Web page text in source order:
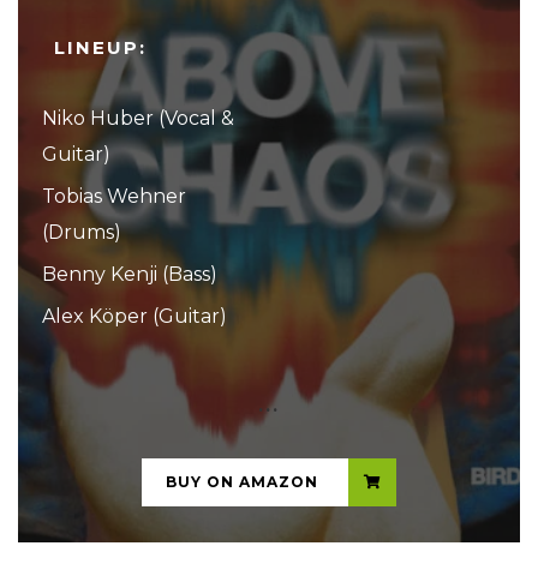
LINEUP:
Niko Huber (Vocal &
Guitar)
Tobias Wehner
(Drums)
Benny Kenji (Bass)
Alex Köper (Guitar)
...
BUY ON AMAZON